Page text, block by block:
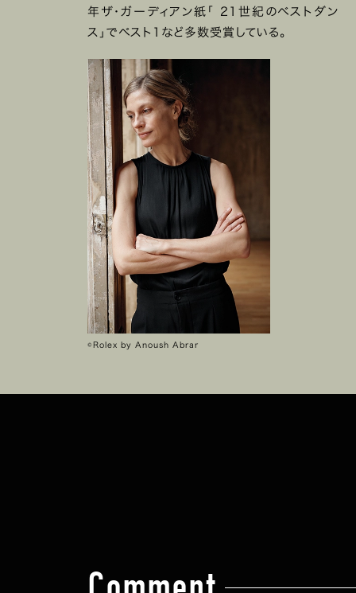
年ザ・ガーディアン紙「 21世紀のベストダン
ス」でベスト1など多数受賞している。
©Rolex by Anoush Abrar